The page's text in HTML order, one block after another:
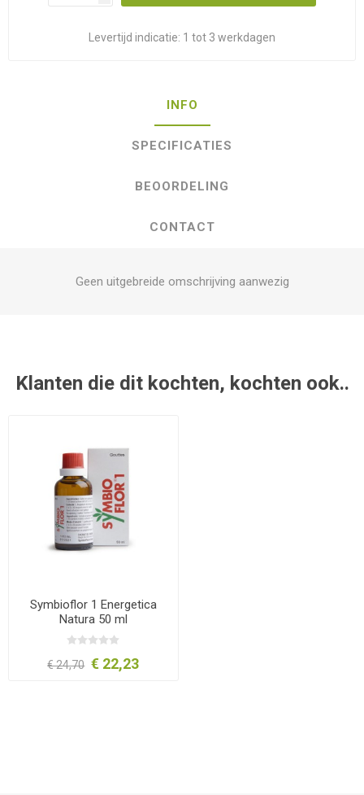
Levertijd indicatie: 1 tot 3 werkdagen
INFO
SPECIFICATIES
BEOORDELING
CONTACT
Geen uitgebreide omschrijving aanwezig
Klanten die dit kochten, kochten ook..
Symbioflor 1 Energetica
Natura 50 ml
€ 24,70 € 22,23